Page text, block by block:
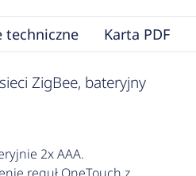
techniczne Karta PDF
ZigBee, bateryjny
2x AAA.